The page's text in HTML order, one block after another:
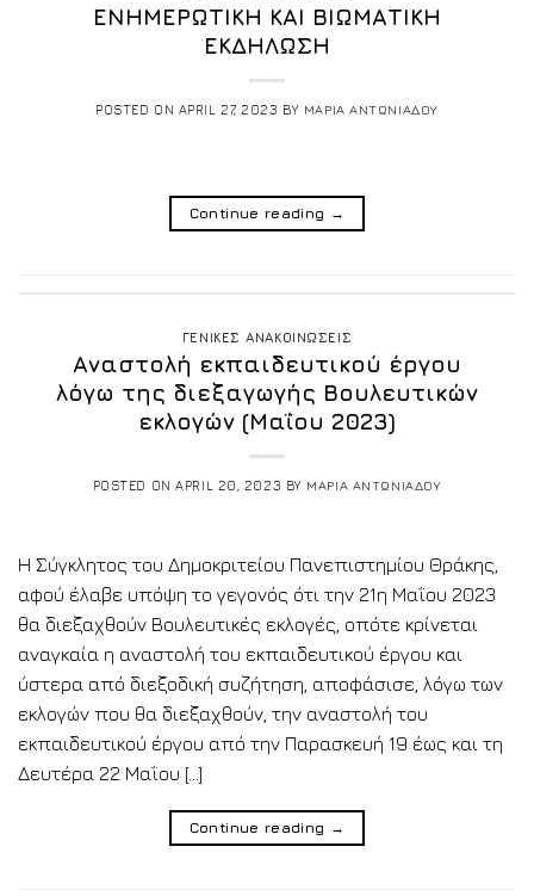
ΕΝΗΜΕΡΩΤΙΚΗ ΚΑΙ ΒΙΩΜΑΤΙΚΗ
ΕΚΔΗΛΩΣΗ
POSTED ON APRIL 27, 2023 BY ΜΑΡΙΑ ΑΝΤΩΝΙΑΔΟΥ
Continue reading →
ΓΕΝΙΚΕΣ ΑΝΑΚΟΙΝΩΣΕΙΣ
Αναστολή εκπαιδευτικού έργου
λόγω της διεξαγωγής Βουλευτικών
εκλογών (Μαΐου 2023)
POSTED ONAPRIL 20, 2023 BY ΜΑΡΙΑ ΑΝΤΩΝΙΑΔΟΥ
Η Σύγκλητος του Δημοκριτείου Πανεπιστημίου Θράκης,
αφού έλαβε υπόψη το γεγονός ότι την 21η Μαΐου 2023
θα διεξαχθούν Βουλευτικές εκλογές, οπότε κρίνεται
αναγκαία η αναστολή του εκπαιδευτικού έργου και
ύστερα από διεξοδική συζήτηση, αποφάσισε, λόγω των
εκλογών που θα διεξαχθούν, την αναστολή του
εκπαιδευτικού έργου από την Παρασκευή 19 έως και τη
Δευτέρα 22 Μαΐου […]
Continue reading →